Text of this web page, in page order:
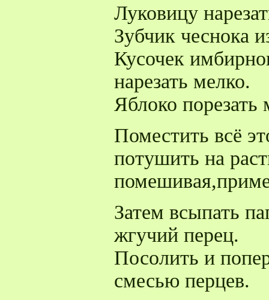
Луковицу
Зубчик чеснока
Кусочек
нарезать мелко.
Яблоко
Поместить всё
потушить на
Затем всыпать
жгучий перец.
Посолить и
смесью перцев.